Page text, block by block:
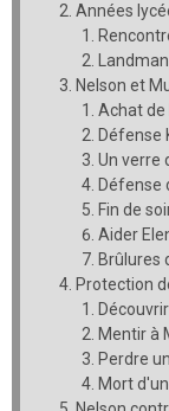
Années
Nelson et
Achat
Défense
Un verre
Défense
Fin de
Aider
Brûlures
Protection
Mentir à
Perdre
Mort